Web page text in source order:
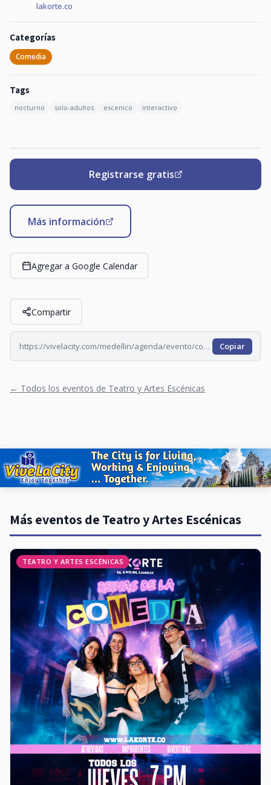
lakorte.co
Categorías
Comedia
Tags
nocturno solo-adultos escenico interactivo
Registrarse gratis
Más información
Agregar a Google Calendar
Compartir
https://vivelacity.com/medellin/agenda/evento/comedy-lab-open-mic-todos-los-martes-2026-07-14 Copiar
← Todos los eventos de Teatro y Artes Escénicas
Más eventos de Teatro y Artes Escénicas
TEATRO Y ARTES ESCÉNICAS